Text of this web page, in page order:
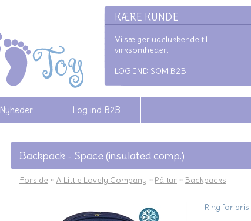
KÆRE KUNDE
Vi sælger udelukkende til
virksomheder.
LOG IND SOM B2B
Nyheder Log ind B2B
Backpack - Space (insulated comp.)
Forside » A Little Lovely Company » På tur » Backpacks
Ring for pris!